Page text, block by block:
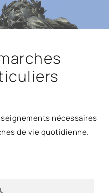
nécessaires
de vie quotidienne.